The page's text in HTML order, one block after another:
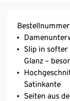
Slip in
Glanz –
Satinkante
Seiten aus